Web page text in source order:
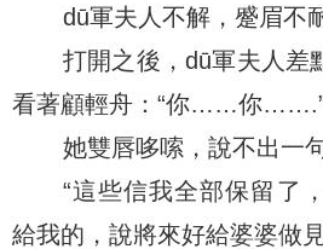
dū軍夫人不解，蹙眉不
打開之後，dū軍夫人差
看著顧輕舟：“你……你
她雙唇哆嗦，說不出一
“這些信我全部保留了
給我的，說將來好給婆婆做